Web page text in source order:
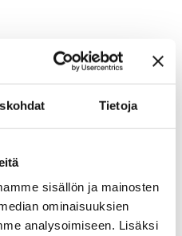
Tietoja
sisällön ja mainosten
ominaisuuksien
analysoimiseen. Lisäksi